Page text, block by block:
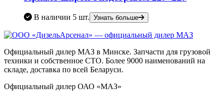
В наличии 5 шт. Узнать больше
Официальный дилер МАЗ в Минске. Запчасти для грузовой
техники и собственное СТО. Более 9000 наименований на
складе, доставка по всей Беларуси.
Официальный дилер ОАО «МАЗ»